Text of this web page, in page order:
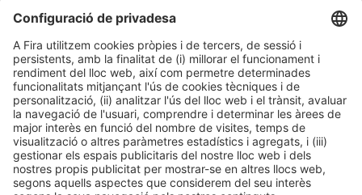
Col·laboradors